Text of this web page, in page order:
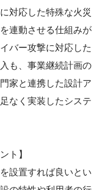
対応した特殊な火災
連動させる仕組みが
バー攻撃に対応した
も、事業継続計画の
家と連携した設計ア
なく実装したシステ
ト】
設置すれば良いとい